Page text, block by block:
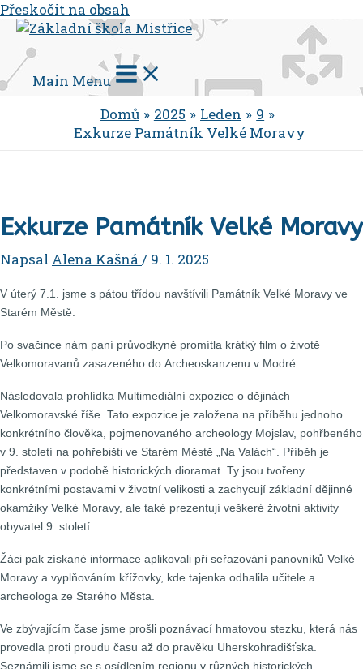
Přeskočit na obsah
Main Menu
Domů
2025 Leden
9
Exkurze Památník Velké Moravy
Exkurze Památník Velké Moravy
Napsal Alena Kašná / 9. 1. 2025
V úterý 7.1. jsme s pátou třídou navštívili Památník Velké Moravy ve
Starém Městě.
Po svačince nám paní průvodkyně promítla krátký film o životě
Velkomoravanů zasazeného do Archeoskanzenu v Modré.
Následovala prohlídka Multimediální expozice o dějinách
Velkomoravské říše. Tato expozice je založena na příběhu jednoho
konkrétního člověka, pojmenovaného archeology Mojslav, pohřbeného
v 9. století na pohřebišti ve Starém Městě „Na Valách“. Příběh je
představen v podobě historických dioramat. Ty jsou tvořeny
konkrétními postavami v životní velikosti a zachycují základní dějinné
okamžiky Velké Moravy, ale také prezentují veškeré životní aktivity
obyvatel 9. století.
Žáci pak získané informace aplikovali při seřazování panovníků Velké
Moravy a vyplňováním křížovky, kde tajenka odhalila učitele a
archeologa ze Starého Města.
Ve zbývajícím čase jsme prošli poznávací hmatovou stezku, která nás
provedla proti proudu času až do pravěku Uherskohradišťska.
Seznámili jsme se s osídlením regionu v různých historických